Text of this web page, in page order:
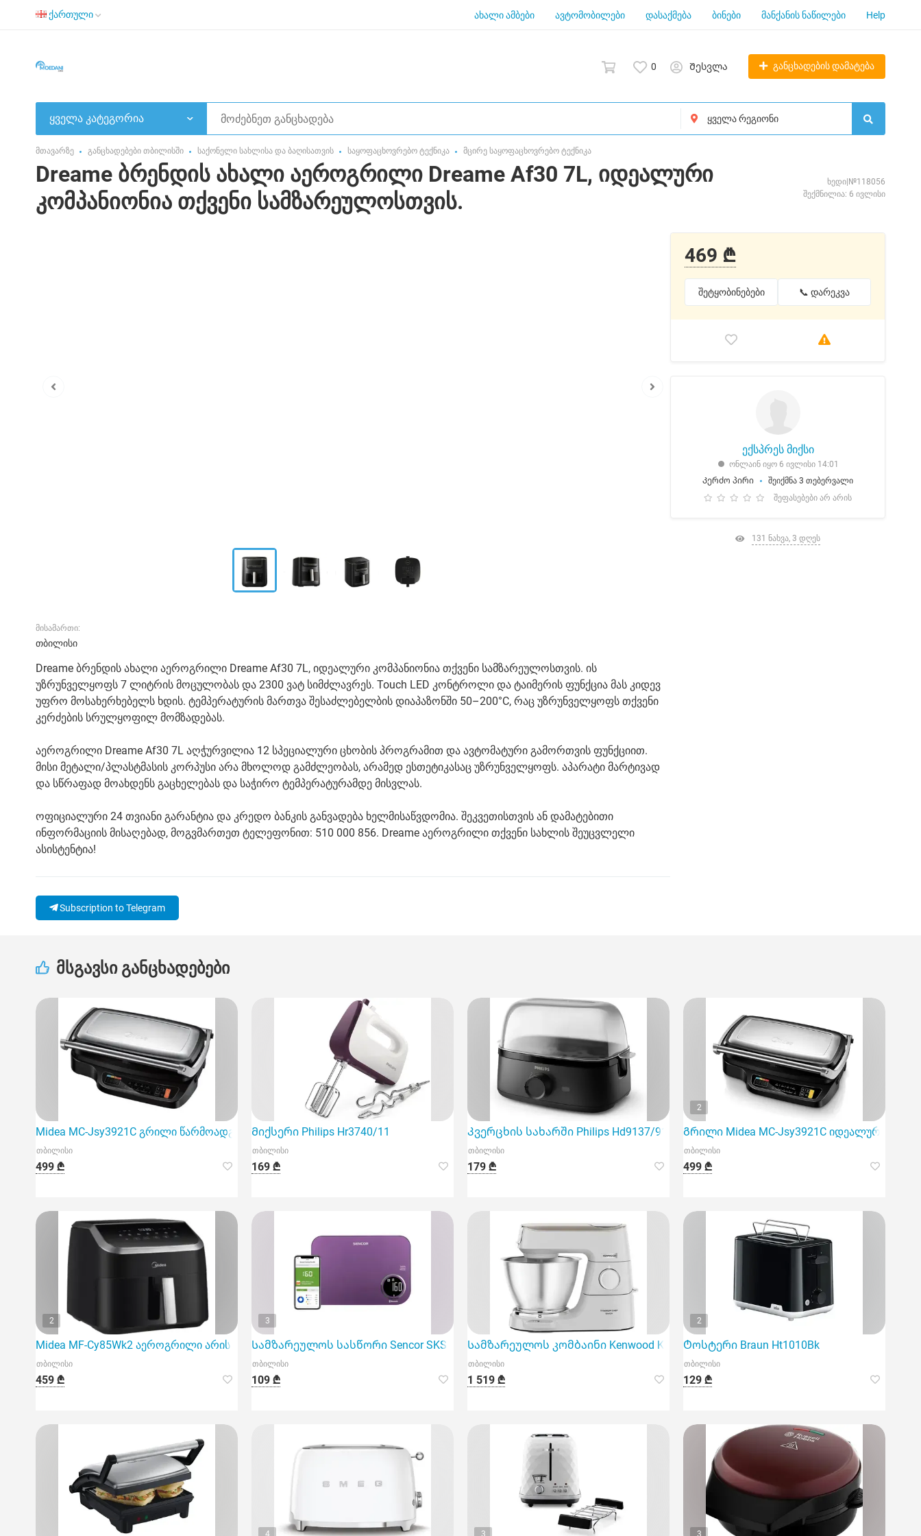
ქართული ახალი ამბები ავტომობილები დასაქმება ბინები მანქანის ნაწილები Help
0 Შესვლა განცხადების დამატება
ყველა კატეგორია
მთავარზე განცხადებები თბილისში საქონელი სახლისა და ბაღისათვის საყოფაცხოვრებო ტექნიკა მცირე საყოფაცხოვრებო ტექნიკა
Dreame ბრენდის ახალი აეროგრილი Dreame Af30 7L, იდეალური
კომპანიონია თქვენი სამზარეულოსთვის.
ხედი|№118056
შექმნილია: 6 ივლისი
მისამართი:
თბილისი
Dreame ბრენდის ახალი აეროგრილი Dreame Af30 7L, იდეალური კომპანიონია თქვენი სამზარეულოსთვის. ის
უზრუნველყოფს 7 ლიტრის მოცულობას და 2300 ვატ სიმძლავრეს. Touch LED კონტროლი და ტაიმერის ფუნქცია მას კიდევ
უფრო მოსახერხებელს ხდის. ტემპერატურის მართვა შესაძლებელბის დიაპაზონში 50–200°C, რაც უზრუნველყოფს თქვენი
კერძების სრულყოფილ მომზადებას.
აეროგრილი Dreame Af30 7L აღჭურვილია 12 სპეციალური ცხობის პროგრამით და ავტომატური გამორთვის ფუნქციით.
მისი მეტალი/პლასტმასის კორპუსი არა მხოლოდ გამძლეობას, არამედ ესთეტიკასაც უზრუნველყოფს. აპარატი მარტივად
და სწრაფად მოახდენს გაცხელებას და საჭირო ტემპერატურამდე მისვლას.
ოფიციალური 24 თვიანი გარანტია და კრედო ბანკის განვადება ხელმისაწვდომია. შეკვეთისთვის ან დამატებითი
ინფორმაციის მისაღებად, მოგვმართეთ ტელეფონით: 510 000 856. Dreame აეროგრილი თქვენი სახლის შეუცვლელი
ასისტენტია!
Subscription to Telegram
469 ₾
შეტყობინებები 📞 დარეკვა
ექსპრეს მიქსი
ონლაინ იყო 6 ივლისი 14:01
Კერძო პირი
შეიქმნა 3 თებერვალი
შეფასებები არ არის
131 ნახვა, 3 დღეს
მსგავსი განცხადებები
Midea MC-Jsy3921C გრილი წარმოადგენს მრავალფუნქციურ და მაღალეფექტურ მოწყობილობას
თბილისი
499 ₾
Მიქსერი Philips Hr3740/11
თბილისი
169 ₾
Კვერცხის სახარში Philips Hd9137/91
თბილისი
179 ₾
2
Გრილი Midea MC-Jsy3921C იდეალურ
თბილისი
499 ₾
2
Midea MF-Cy85Wk2 აეროგრილი არის ინოვაციური მოწყობილობა
თბილისი
459 ₾
3
Სამზარეულოს სასწორი Sencor SKS 7073Vt Smart Kitchen Scale
თბილისი
109 ₾
Სამზარეულოს კომბაინი Kenwood Kvc65.001Wh
თბილისი
1 519 ₾
2
Ტოსტერი Braun Ht1010Bk
თბილისი
129 ₾
4 3 3